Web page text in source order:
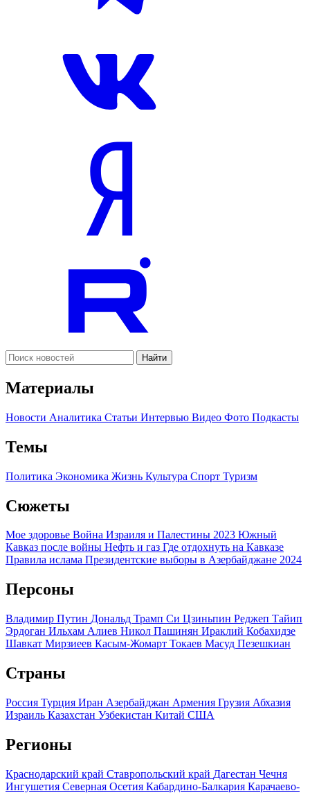
Найти
Материалы
Новости Аналитика Статьи Интервью Видео Фото Подкасты
Темы
Политика Экономика Жизнь Культура Спорт Туризм
Сюжеты
Мое здоровье Война Израиля и Палестины 2023 Южный
Кавказ после войны Нефть и газ Где отдохнуть на Кавказе
Правила ислама Президентские выборы в Азербайджане 2024
Персоны
Владимир Путин Дональд Трамп Си Цзиньпин Реджеп Тайип
Эрдоган Ильхам Алиев Никол Пашинян Ираклий Кобахидзе
Шавкат Мирзиеев Касым-Жомарт Токаев Масуд Пезешкиан
Страны
Россия Турция Иран Азербайджан Армения Грузия Абхазия
Израиль Казахстан Узбекистан Китай США
Регионы
Краснодарский край Ставропольский край Дагестан Чечня
Ингушетия Северная Осетия Кабардино-Балкария Карачаево-